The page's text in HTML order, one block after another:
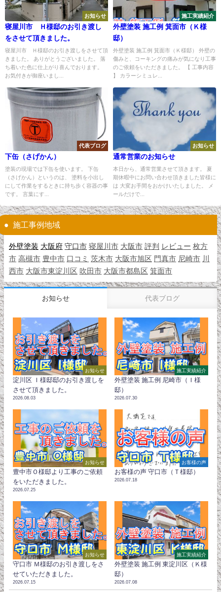
お知らせ
寝屋川市 Ｈ様邸のお引き渡し
をさせて頂きました。
寝屋川市 Ｈ様邸のお引き渡しをさせて頂
きました。 ありがとうございました。 落
ち着いた色に仕上がり喜んでおります。
お気付きが御座いまし...
施工実績紹介
外壁塗装 施工例 箕面市（Ｋ様
邸）
外壁塗装 施工例 箕面市（Ｋ様邸） 外壁の
傷みと、コーキングの痛みが気になり工事
のご依頼をいただきました。 【 工事内容
】 カラーシミュレ...
代表ブログ
下缶（さげかん）
塗装の現場では下缶を使います。 下缶
（さげかん）というのは、 塗料を小出し
にして作業をするときに持ち歩く容器の事
です。 言葉にす...
お知らせ
通常営業のお知らせ
本日から、通常営業させて頂きます。 夏
期休暇中にお問い合わせ頂きました皆様に
は 大変お手間をおかけいたしました。 メ
ールだけで...
施工事例地域
外壁塗装 大阪府 守口市 寝屋川市 大阪市 評判 レビュー 枚方
市 高槻市 豊中市 口コミ 茨木市 大阪市旭区 門真市 尼崎市 川
西市 大阪市東淀川区 吹田市 大阪市都島区 箕面市
お知らせ 代表ブログ
お知らせ
淀川区 Ｉ様邸邸のお引き渡しを
させて頂きました。
2026.08.03
施工実績紹介
外壁塗装 施工例 尼崎市（Ｉ様
邸）
2026.07.30
お知らせ
豊中市Ｏ様邸より工事のご依頼
をいただきました。
2026.07.25
お客様の声
お客様の声 守口市（Ｔ様邸）
2026.07.18
お知らせ
守口市 Ｍ様邸のお引き渡しをさ
せていただきました。
2026.07.15
施工実績紹介
外壁塗装 施工例 東淀川区（Ｋ様
邸）
2026.07.08